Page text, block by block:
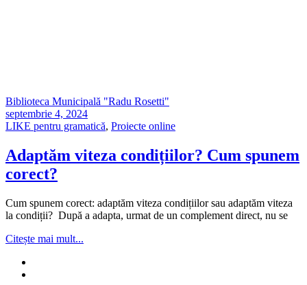
Biblioteca Municipală "Radu Rosetti"
septembrie 4, 2024
LIKE pentru gramatică, Proiecte online
Adaptăm viteza condițiilor? Cum spunem
corect?
Cum spunem corect: adaptăm viteza condițiilor sau adaptăm viteza
la condiții? După a adapta, urmat de un complement direct, nu se
Citește mai mult...